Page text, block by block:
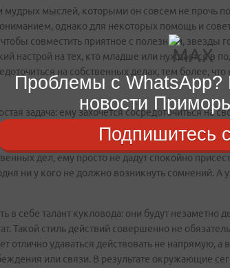
мудрых мыслей, которыми он совсем не прочь
однако для некоторых помощь и
совместить приятное с полезным, звезды
настрой на тех, кто младше или нуждается в
на собственных делах, тем более,
задача: ему захочется сосредоточиться на
весь день изображать кипучую
видеть в Водолее хороший объект для
дел, ему просто не дадут спокойно
ни у кого не должно возникнуть сомнений. А
себе талант кукловода: они будут незаметно
Такой стиль действий совершенно не
отлично удаваться действовать не напрямую, а в
или связи. В результате окружающие
Проблемы с WhatsApp?
новости
Подпишитесь